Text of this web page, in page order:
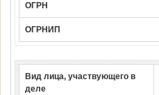
ОГРН
ОГРНИП
Вид лица, участвующего в
деле